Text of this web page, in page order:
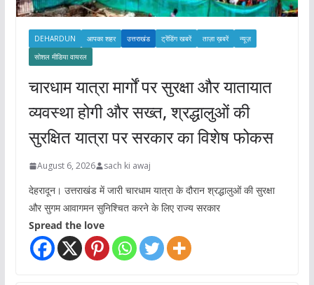
DEHARDUN आपका शहर उत्तराखंड ट्रेंडिंग खबरें ताज़ा ख़बरें
न्यूज़
सोशल मीडिया वायरल
चारधाम यात्रा मार्गों पर सुरक्षा और यातायात
व्यवस्था होगी और सख्त, श्रद्धालुओं की
सुरक्षित यात्रा पर सरकार का विशेष फोकस
August 6, 2026 sach ki awaj
देहरादून। उत्तराखंड में जारी चारधाम यात्रा के दौरान श्रद्धालुओं की सुरक्षा
और सुगम आवागमन सुनिश्चित करने के लिए राज्य सरकार
Spread the love